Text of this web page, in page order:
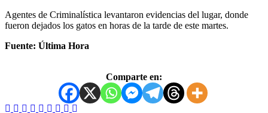
Agentes de Criminalística levantaron evidencias del lugar, donde
fueron dejados los gatos en horas de la tarde de este martes.
Fuente: Última Hora
Comparte en: